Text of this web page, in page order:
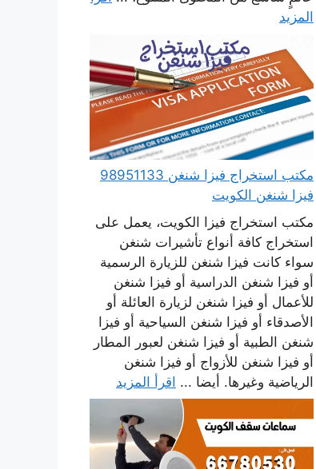
المزيد
مكتب استخراج فيزا شنغن 98951133
فيزا شنغن الكويت
مكتب استخراج فيزا الكويت، يعمل على
استخراج كافة أنواع تأشيرات شنغن
سواء كانت فيزا شنغن للزيارة الرسمية
أو فيزا شنغن الدراسية أو فيزا شنغن
للأعمال أو فيزا شنغن لزيارة العائلة أو
الأصدقاء أو فيزا شنغن السياحية أو فيزا
شنغن الطبية أو فيزا شنغن لعبور المطار
أو فيزا شنغن للأزواج أو فيزا شنغن
الرياضية وغيرها. أيضا ... اقرأ المزيد